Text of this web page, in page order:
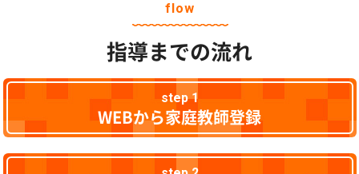
flow
指導までの流れ
step 1
WEBから家庭教師登録